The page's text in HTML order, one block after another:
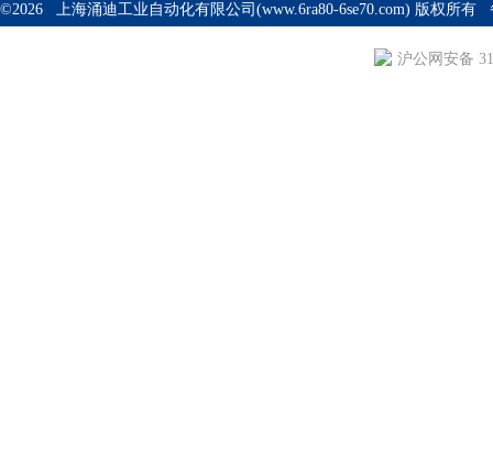
©2026 上海涌迪工业自动化有限公司(www.6ra80-6se70.com) 版权所有
沪公网安备